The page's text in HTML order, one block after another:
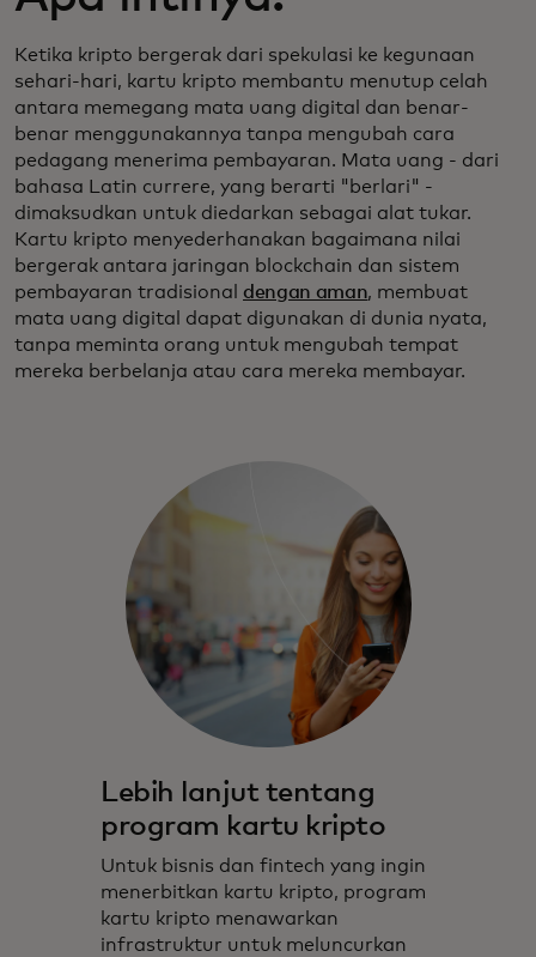
Ketika kripto bergerak dari spekulasi ke kegunaan
sehari-hari, kartu kripto membantu menutup celah
antara memegang mata uang digital dan benar-
benar menggunakannya tanpa mengubah cara
pedagang menerima pembayaran. Mata uang - dari
bahasa Latin currere, yang berarti "berlari" -
dimaksudkan untuk diedarkan sebagai alat tukar.
Kartu kripto menyederhanakan bagaimana nilai
bergerak antara jaringan blockchain dan sistem
pembayaran tradisional dengan aman, membuat
mata uang digital dapat digunakan di dunia nyata,
tanpa meminta orang untuk mengubah tempat
mereka berbelanja atau cara mereka membayar.
Lebih lanjut tentang
program kartu kripto
Untuk bisnis dan fintech yang ingin
menerbitkan kartu kripto, program
kartu kripto menawarkan
infrastruktur untuk meluncurkan